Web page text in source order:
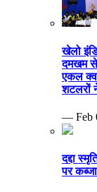
खेलो
दमखम से
एकल
शटलरों
— Feb
दद्दा
पर